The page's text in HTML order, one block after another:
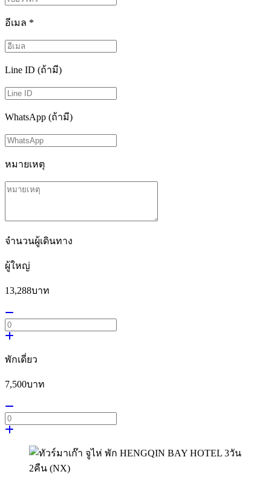
อีเมล *
Line ID (ถ้ามี)
WhatsApp (ถ้ามี)
หมายเหตุ
จำนวนผู้เดินทาง
ผู้ใหญ่
13,288บาท
พักเดี่ยว
7,500บาท